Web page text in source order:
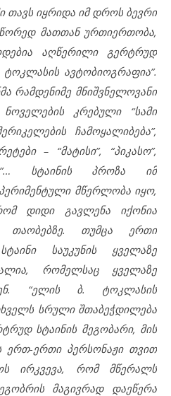
თავს იყრიდა იმ დროს ბევრი
მათთან ურთიერთობა,
აღწერილი გერტრუდ
ტოკლასის ავტობიოგრაფია”.
რამდენიმე მნიშვნელოვანი
კრებული “სამი
ჩამოყალიბება”,
– “მატისი”, “პიკასო”,
სტაინის პროზა იმ
მწერლობა იყო,
დიდი გავლენა იქონია
თაობებზე. თუმცა ერთი
საუკუნის ყველაზე
რომელსაც ყველაზე
“ელის ბ. ტოკლასის
სრული შთაბეჭდილება
სტაინის მეგობარი, მის
ერთ-ერთი პერსონაჟი თვით
ირკვევა, რომ მწერალს
მაგივრად დაეწერა